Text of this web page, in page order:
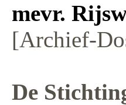
mevr.
[Archief-
De